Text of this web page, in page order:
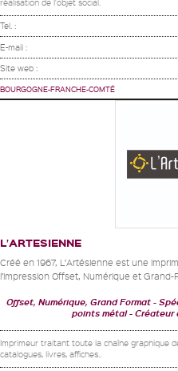
Tel. :
E-mail :
Site web :
BOURGOGNE-FRANCHE-COMTÉ
L’ARTESIENNE
Créé en 1967, L’Artésienne est une
l’impression Offset, Numérique et Grand-
Offset, Numérique, Grand Format
points métal
Créateur
Imprimeur traitant toute la chaîne graphique
catalogues, livres, affiches..